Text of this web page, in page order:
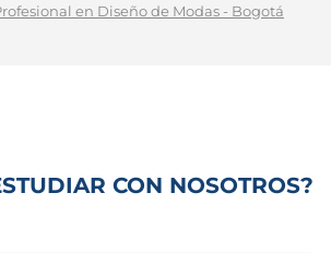
en Diseño de Modas - Bogotá
CON NOSOTROS?